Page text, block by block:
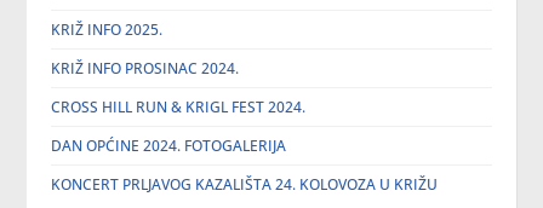
KRIŽ INFO 2025.
KRIŽ INFO PROSINAC 2024.
CROSS HILL RUN & KRIGL FEST 2024.
DAN OPĆINE 2024. FOTOGALERIJA
KONCERT PRLJAVOG KAZALIŠTA 24. KOLOVOZA U KRIŽU